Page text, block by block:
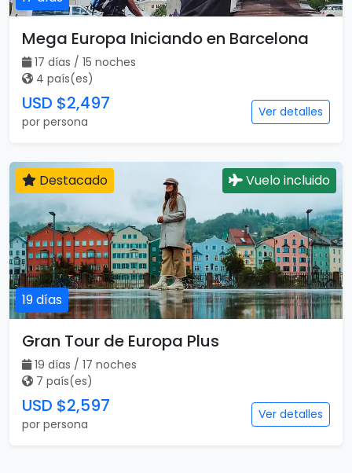
Mega Europa Iniciando en Barcelona
17 días / 15 noches
4 país(es)
USD $2,497
por persona
Ver detalles
19 días
Destacado Vuelo incluido
Gran Tour de Europa Plus
19 días / 17 noches
7 país(es)
USD $2,597
por persona
Ver detalles